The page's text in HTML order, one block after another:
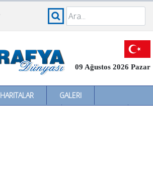
09 Ağustos 2026 Pazar
HARITALAR
GALERI